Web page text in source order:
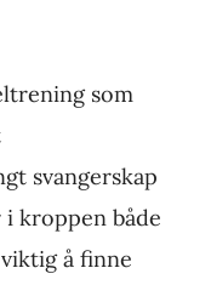
som
svangerskap
kroppen både
å finne